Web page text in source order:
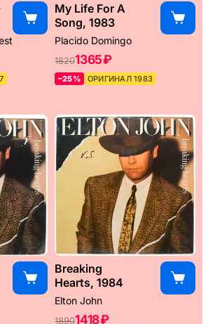
My Life For A
Song, 1983
Placido Domingo
18201365 ₽
–25% ОРИГИНАЛ 1983
Breaking
Hearts, 1984
Elton John
18901418 ₽